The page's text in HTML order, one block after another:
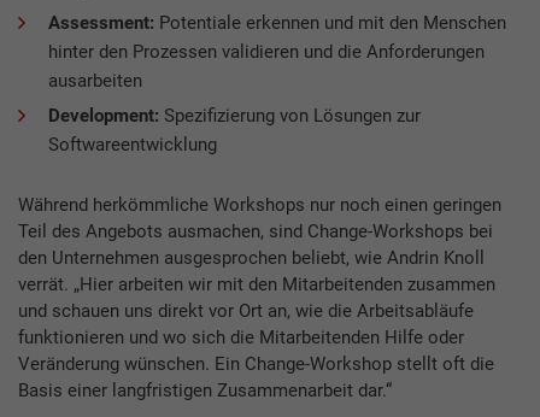
Assessment: Potentiale erkennen und mit den Menschen
hinter den Prozessen validieren und die Anforderungen
ausarbeiten
Development: Spezifizierung von Lösungen zur
Softwareentwicklung
Während herkömmliche Workshops nur noch einen geringen
Teil des Angebots ausmachen, sind Change-Workshops bei
den Unternehmen ausgesprochen beliebt, wie Andrin Knoll
verrät. „Hier arbeiten wir mit den Mitarbeitenden zusammen
und schauen uns direkt vor Ort an, wie die Arbeitsabläufe
funktionieren und wo sich die Mitarbeitenden Hilfe oder
Veränderung wünschen. Ein Change-Workshop stellt oft die
Basis einer langfristigen Zusammenarbeit dar.“